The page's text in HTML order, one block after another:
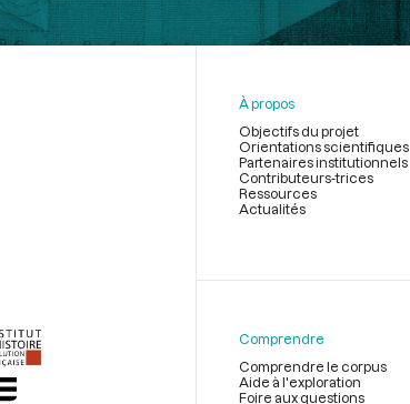
page
À propos
Objectifs du projet
Orientations scientifiques
Partenaires institutionnels
Contributeurs-trices
Ressources
Actualités
Comprendre
Comprendre le corpus
Aide à l'exploration
Foire aux questions